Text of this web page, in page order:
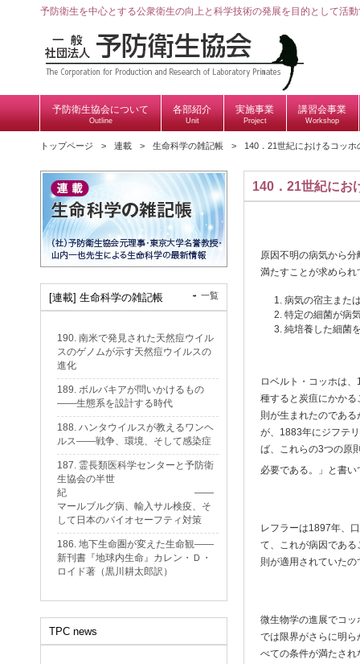
予防衛生を中心とする公衆衛生の向上と科学技術の発展を目的として活
予防衛生協会について
Outline
各部紹介
Unit
実施事業
Project
講習会事業
Workshop
トップページ 連載 生命科学の雑記帳 140．21世紀におけるコッ
140．21世紀にお
原因不明の病気から
満たすことが求められ
病気の宿主また
特定の細菌が病
純培養した細菌
ロベルト・コッホは
種すると炭疽にかか
則が生まれたのであ
が、1883年にジフテ
ば、これらの3つの原
必要である。」と書い
レフラーは1897年、
て、これが病因であ
則が適用されていたの
微生物学の進展でコ
では限界がさらに明
べての条件が満たさ
[連載] 生命科学の雑記帳 一覧
190. 南米で発見された天然痘ウイル
スのゲノムが示す天然痘ウイルスの
進化
189. ボルバキアが問いかけるもの
——生態系を設計する時代
188. ハンタウイルスが教えるワンヘ
ルス——戦争、環境、そして感染症
187. 霊長類医科学センターと予防衛
生協会の半世
紀 ——
マールブルグ病、輸入サル検疫、そ
して日本のバイオセーフティ対策
186. 地下生命圏が変えた生命観——
新刊書『地球内生命』カレン・Ｄ・
ロイド著（黒川耕太郎訳）
TPC news